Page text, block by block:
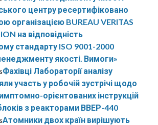
центру ресертифіковано
організацією BUREAU VERITAS
на відповідність
стандарту ISO 9001-2000
якості. Вимоги»
Фахівці Лабораторії аналізу
участь у робочій зустрічі щодо
орієнтованих інструкцій
з реакторами ВВЕР-440
Атомники двох країн вирішують